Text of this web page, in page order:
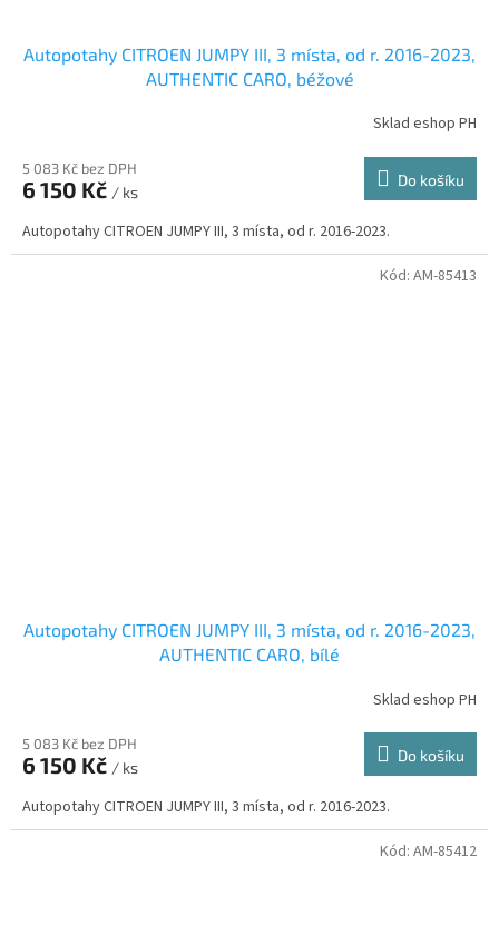
Autopotahy CITROEN JUMPY III, 3 místa, od r. 2016-2023,
AUTHENTIC CARO, béžové
Sklad eshop PH
5 083 Kč bez DPH
6 150 Kč / ks
Do košíku
Autopotahy CITROEN JUMPY III, 3 místa, od r. 2016-2023.
Autopotahy CITROEN JUMPY III, 3 místa, od r. 2016-2023,
AUTHENTIC CARO, bílé
Sklad eshop PH
5 083 Kč bez DPH
6 150 Kč / ks
Do košíku
Autopotahy CITROEN JUMPY III, 3 místa, od r. 2016-2023.
Kód: AM-85413
Kód: AM-85412